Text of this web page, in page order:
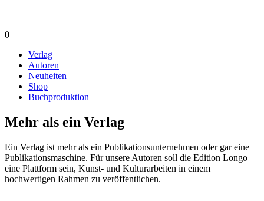
0
Verlag
Autoren
Neuheiten
Shop
Buchproduktion
Mehr als ein Verlag
Ein Verlag ist mehr als ein Publikationsunternehmen oder gar eine
Publikationsmaschine. Für unsere Autoren soll die Edition Longo
eine Plattform sein, Kunst- und Kulturarbeiten in einem
hochwertigen Rahmen zu veröffentlichen.